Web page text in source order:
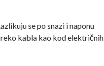
se po snazi i naponu
kabla kao kod električnih